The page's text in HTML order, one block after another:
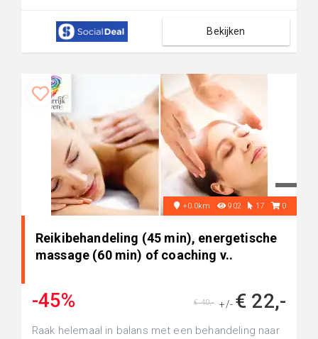
Bekijken
+0.0km 902 17 0
Reikibehandeling (45 min), energetische
massage (60 min) of coaching v..
-45% +/- € 22,-
€ 40,-
Raak helemaal in balans met een behandeling naar